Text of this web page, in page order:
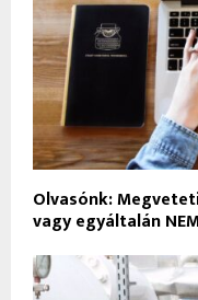
Olvasónk:
vagy egyáltalán